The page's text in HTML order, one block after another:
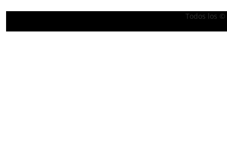
Todos los ©